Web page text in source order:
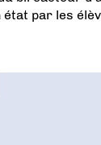
par les